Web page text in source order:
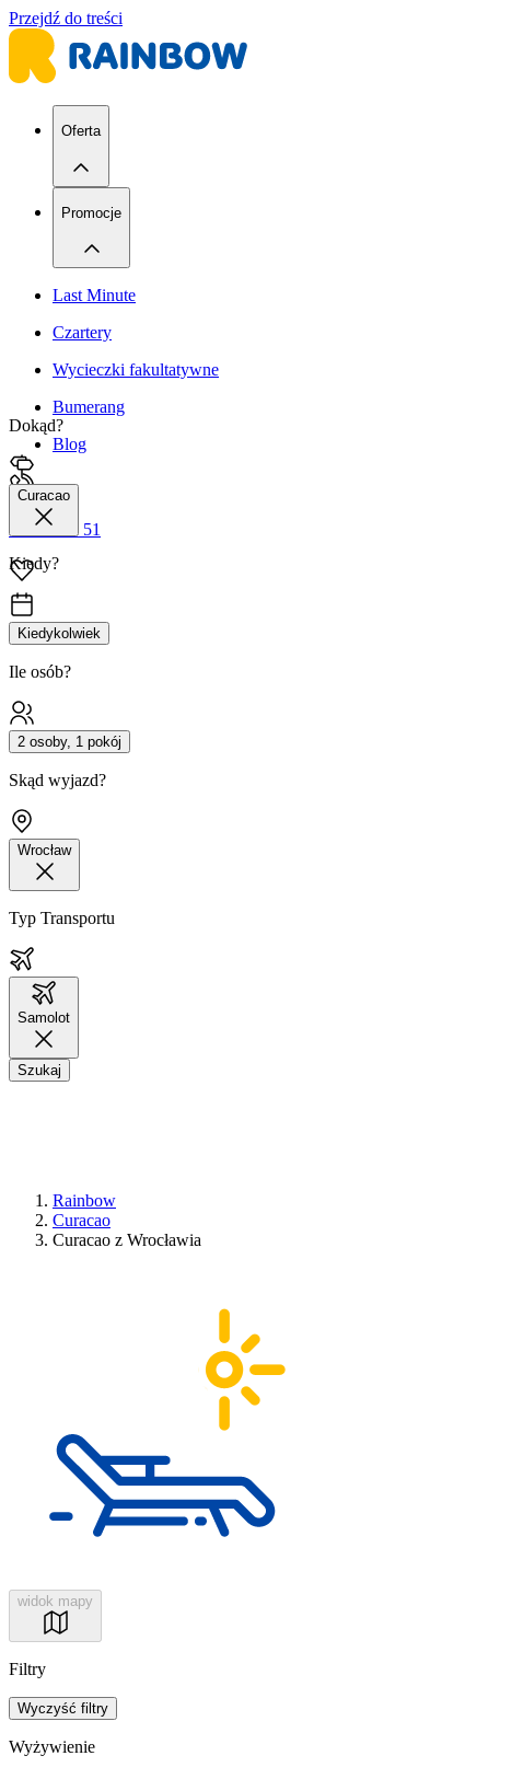
Przejdź do treści
Oferta
Promocje
Last Minute
Czartery
Wycieczki fakultatywne
Bumerang
Blog
42 680 38 51
Dokąd?
Curacao
Kiedy?
Kiedykolwiek
Ile osób?
2 osoby, 1 pokój
Skąd wyjazd?
Wrocław
Typ Transportu
Samolot
Szukaj
Rainbow
Curacao
Curacao z Wrocławia
widok mapy
Filtry
Wyczyść filtry
Wyżywienie